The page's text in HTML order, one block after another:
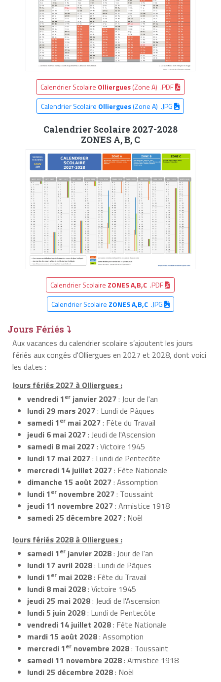
Calendrier Scolaire Olliergues(Zone A) .PDF
Calendrier Scolaire Olliergues(Zone A) .JPG
Calendrier Scolaire 2027-2028
ZONES A, B, C
Calendrier Scolaire ZONES A,B,C .PDF
Calendrier Scolaire ZONES A,B,C.JPG
Jours Fériés ⤵
Aux vacances du calendrier scolaire s’ajoutent les jours
fériés aux congés d'Olliergues en 2027 et 2028, dont voici
les dates :
Jours fériés 2027 à Olliergues :
vendredi 1er janvier 2027: Jour de l'an
lundi 29 mars 2027: Lundi de Pâques
samedi 1er mai 2027: Fête du Travail
jeudi 6 mai 2027: Jeudi de l'Ascension
samedi 8 mai 2027: Victoire 1945
lundi 17 mai 2027: Lundi de Pentecôte
mercredi 14 juillet 2027: Fête Nationale
dimanche 15 août 2027: Assomption
lundi 1er novembre 2027: Toussaint
jeudi 11 novembre 2027: Armistice 1918
samedi 25 décembre 2027: Noël
Jours fériés 2028 à Olliergues :
samedi 1er janvier 2028: Jour de l'an
lundi 17 avril 2028: Lundi de Pâques
lundi 1er mai 2028: Fête du Travail
lundi 8 mai 2028: Victoire 1945
jeudi 25 mai 2028: Jeudi de l'Ascension
lundi 5 juin 2028: Lundi de Pentecôte
vendredi 14 juillet 2028: Fête Nationale
mardi 15 août 2028: Assomption
mercredi 1er novembre 2028: Toussaint
samedi 11 novembre 2028: Armistice 1918
lundi 25 décembre 2028: Noël